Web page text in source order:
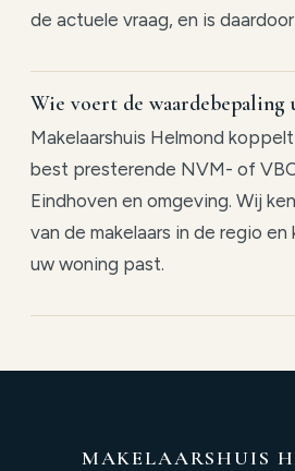
de actuele vraag, en is
Wie voert de waardebepaling
Makelaarshuis Helmond
best presterende NVM- of
Eindhoven en omgeving. Wij
van de makelaars in de regio
uw woning past.
MAKELAARSHUIS